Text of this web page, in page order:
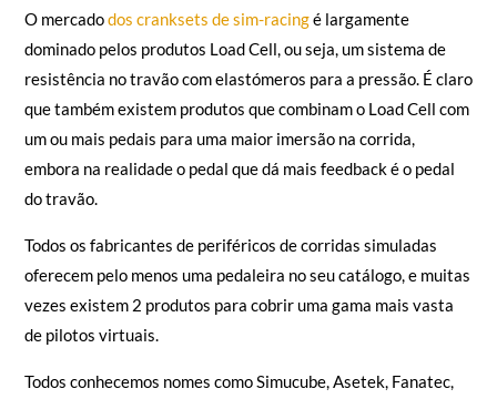
O mercadodos cranksets de sim-racingé largamente
dominado pelos produtos Load Cell, ou seja, um sistema de
resistência no travão com elastómeros para a pressão. É claro
que também existem produtos que combinam o Load Cell com
um ou mais pedais para uma maior imersão na corrida,
embora na realidade o pedal que dá mais feedback é o pedal
do travão.
Todos os fabricantes de periféricos de corridas simuladas
oferecem pelo menos uma pedaleira no seu catálogo, e muitas
vezes existem 2 produtos para cobrir uma gama mais vasta
de pilotos virtuais.
Todos conhecemos nomes como Simucube, Asetek, Fanatec,